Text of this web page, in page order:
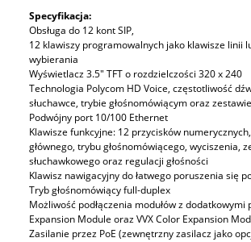
Specyfikacja:
Obsługa do 12 kont SIP,
12 klawiszy programowalnych jako klawisze linii
wybierania
Wyświetlacz 3.5" TFT o rozdzielczości 320 x 240
Technologia Polycom HD Voice, częstotliwość
słuchawce, trybie głośnomówiącym oraz
Podwójny port 10/100 Ethernet
Klawisze funkcyjne: 12 przycisków
głównego, trybu głośnomówiącego, wyciszenia,
słuchawkowego oraz regulacji głośności
Klawisz nawigacyjny do łatwego poruszenia się
Tryb głośnomówiący full-duplex
Możliwość podłączenia modułów z dodatkowymi
Expansion Module oraz VVX Color Expansion
Zasilanie przez PoE (zewnętrzny zasilacz jako